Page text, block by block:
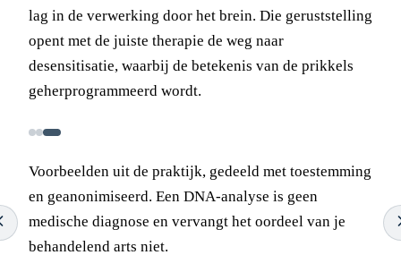
lag in de verwerking door het brein. Die geruststelling
opent met de juiste therapie de weg naar
desensitisatie, waarbij de betekenis van de prikkels
geherprogrammeerd wordt.
Voorbeelden uit de praktijk, gedeeld met toestemming
en geanonimiseerd. Een DNA-analyse is geen
medische diagnose en vervangt het oordeel van je
behandelend arts niet.